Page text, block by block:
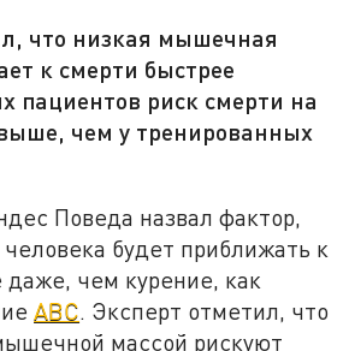
что низкая мышечная
к смерти быстрее
пациентов риск смерти на
чем у тренированных
Поведа назвал фактор,
будет приближать к
чем курение, как
ABC. Эксперт отметил, что
массой рискуют